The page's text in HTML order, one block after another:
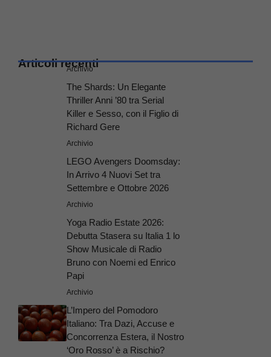
Articoli recenti
Archivio
The Shards: Un Elegante
Thriller Anni ’80 tra Serial
Killer e Sesso, con il Figlio di
Richard Gere
Archivio
LEGO Avengers Doomsday:
In Arrivo 4 Nuovi Set tra
Settembre e Ottobre 2026
Archivio
Yoga Radio Estate 2026:
Debutta Stasera su Italia 1 lo
Show Musicale di Radio
Bruno con Noemi ed Enrico
Papi
Archivio
L’Impero del Pomodoro
Italiano: Tra Dazi, Accuse e
Concorrenza Estera, il Nostro
‘Oro Rosso’ è a Rischio?